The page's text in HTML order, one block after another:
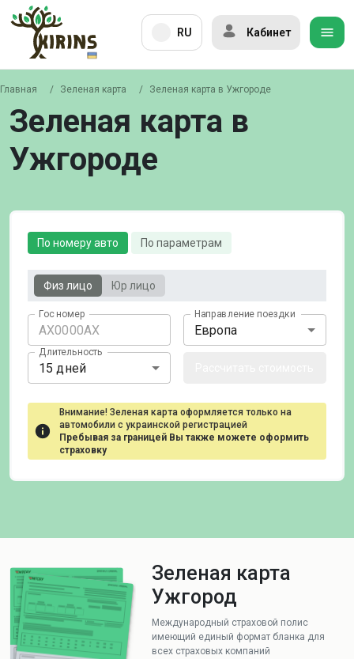
RU Кабинет
Главная / Зеленая карта / Зеленая карта в Ужгороде
Зеленая карта в
Ужгороде
По номеру авто По параметрам
Физ лицо Юр лицо
Гос номер Направление поездки
Европа
Длительность
15 дней
Внимание! Зеленая карта оформляется только на
автомобили с украинской регистрацией
Пребывая за границей Вы также можете оформить
страховку
Зеленая карта
Ужгород
Международный страховой полис
имеющий единый формат бланка для
всех страховых компаний